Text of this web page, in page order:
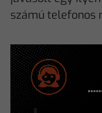
számú telefonos